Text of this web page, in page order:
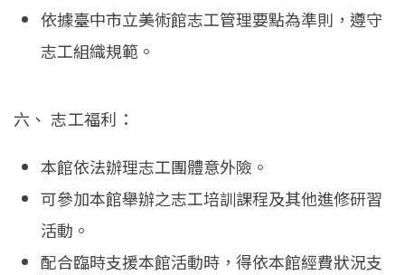
依據臺中市立美術館志工管理要點為準則，遵守
志工組織規範。
六、 志工福利：
本館依法辦理志工團體意外險。
可參加本館舉辦之志工培訓課程及其他進修研習
活動。
配合臨時支援本館活動時，得依本館經費狀況支